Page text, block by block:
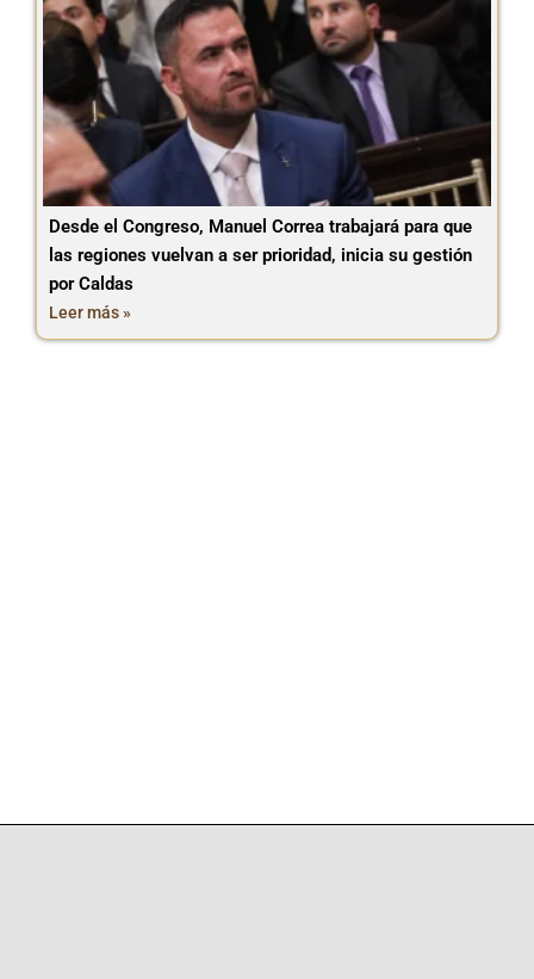
Desde el Congreso, Manuel Correa trabajará para que
las regiones vuelvan a ser prioridad, inicia su gestión
por Caldas
Leer más »